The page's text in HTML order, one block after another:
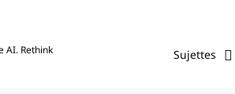
AI. Rethink
Sujettes